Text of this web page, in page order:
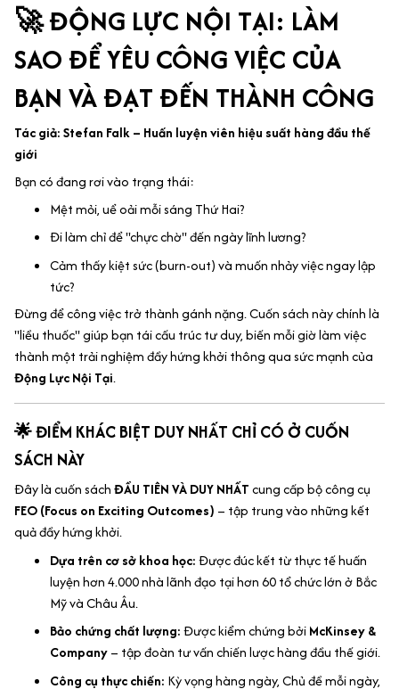
🚀 ĐỘNG LỰC NỘI TẠI: LÀM
SAO ĐỂ YÊU CÔNG VIỆC CỦA
BẠN VÀ ĐẠT ĐẾN THÀNH CÔNG
Tác giả: Stefan Falk – Huấn luyện viên hiệu suất hàng đầu thế
giới
Bạn có đang rơi vào trạng thái:
Mệt mỏi, uể oải mỗi sáng Thứ Hai?
Đi làm chỉ để "chực chờ" đến ngày lĩnh lương?
Cảm thấy kiệt sức (burn-out) và muốn nhảy việc ngay lập
tức?
Đừng để công việc trở thành gánh nặng. Cuốn sách này chính là
"liều thuốc" giúp bạn tái cấu trúc tư duy, biến mỗi giờ làm việc
thành một trải nghiệm đầy hứng khởi thông qua sức mạnh của
Động Lực Nội Tại.
🌟 ĐIỂM KHÁC BIỆT DUY NHẤT CHỈ CÓ Ở CUỐN
SÁCH NÀY
Đây là cuốn sáchĐẦU TIÊN VÀ DUY NHẤTcung cấp bộ công cụ
FEO (Focus on Exciting Outcomes) – tập trung vào những kết
quả đầy hứng khởi.
Dựa trên cơ sở khoa học:Được đúc kết từ thực tế huấn
luyện hơn 4.000 nhà lãnh đạo tại hơn 60 tổ chức lớn ở Bắc
Mỹ và Châu Âu.
Bảo chứng chất lượng:Được kiểm chứng bởiMcKinsey &
Company– tập đoàn tư vấn chiến lược hàng đầu thế giới.
Công cụ thực chiến: Kỳ vọng hàng ngày, Chủ đề mỗi ngày,